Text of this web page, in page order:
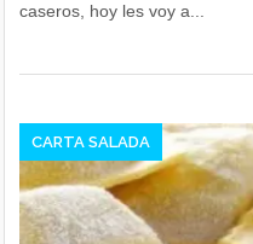
caseros, hoy les voy a...
CARTA SALADA